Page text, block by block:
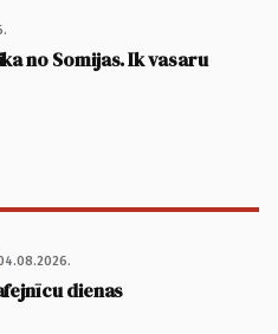
no Somijas. Ik vasaru
dienas